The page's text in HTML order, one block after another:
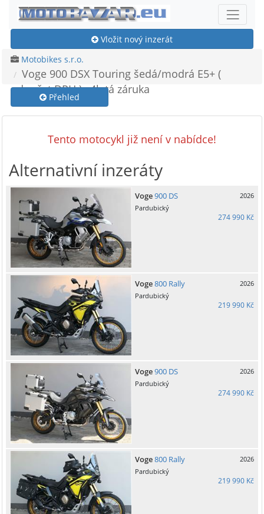
Vložit nový inzerát
Motobikes s.r.o.
Voge 900 DSX Touring šedá/modrá E5+ (
odpočet DPH ) , 4letá záruka
Přehled
Tento motocykl již není v nabídce!
Alternativní inzeráty
Voge900 DS
2026
Pardubický
274 990 Kč
Voge800 Rally
2026
Pardubický
219 990 Kč
Voge900 DS
2026
Pardubický
274 990 Kč
Voge800 Rally
2026
Pardubický
219 990 Kč